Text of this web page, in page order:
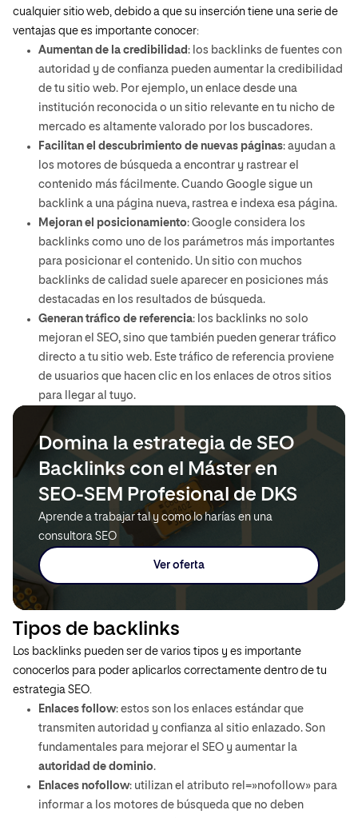
cualquier sitio web, debido a que su inserción tiene una serie de
ventajas que es importante conocer:
Aumentan de la credibilidad : los backlinks de fuentes con
autoridad y de confianza pueden aumentar la credibilidad
de tu sitio web. Por ejemplo, un enlace desde una
institución reconocida o un sitio relevante en tu nicho de
mercado es altamente valorado por los buscadores.
Facilitan el descubrimiento de nuevas páginas: ayudan a
los motores de búsqueda a encontrar y rastrear el
contenido más fácilmente. Cuando Google sigue un
backlink a una página nueva, rastrea e indexa esa página.
Mejoran el posicionamiento: Google considera los
backlinks como uno de los parámetros más importantes
para posicionar el contenido. Un sitio con muchos
backlinks de calidad suele aparecer en posiciones más
destacadas en los resultados de búsqueda.
Generan tráfico de referencia: los backlinks no solo
mejoran el SEO, sino que también pueden generar tráfico
directo a tu sitio web. Este tráfico de referencia proviene
de usuarios que hacen clic en los enlaces de otros sitios
para llegar al tuyo.
Domina la estrategia de SEO
Backlinks con el Máster en
SEO-SEM Profesional de DKS
Aprende a trabajar tal y como lo harías en una
consultora SEO
Ver oferta
Tipos de backlinks
Los backlinks pueden ser de varios tipos y es importante
conocerlos para poder aplicarlos correctamente dentro de tu
estrategia SEO.
Enlaces follow: estos son los enlaces estándar que
transmiten autoridad y confianza al sitio enlazado. Son
fundamentales para mejorar el SEO y aumentar la
autoridad de dominio.
Enlaces nofollow: utilizan el atributo rel=»nofollow» para
informar a los motores de búsqueda que no deben